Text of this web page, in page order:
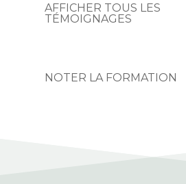
AFFICHER TOUS LES
TÉMOIGNAGES
NOTER LA FORMATION